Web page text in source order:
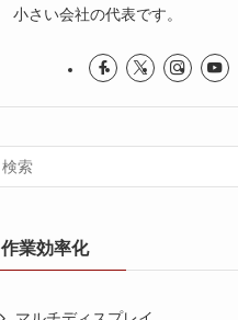
小さい会社の代表です。
作業効率化